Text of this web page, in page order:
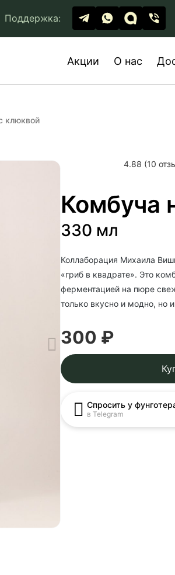
Поддержка:
Акции О нас
клюквой
4.88 (10
Комбуча
330 мл
Коллаборация Михаила
«гриб в квадрате». Это
ферментацией на пюре
только вкусно и модно, но
300 ₽
Спросить у
в Telegram